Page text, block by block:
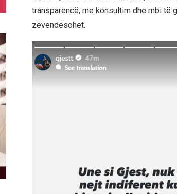
transparencë, me konsultim dhe mbi të
zëvendësohet.